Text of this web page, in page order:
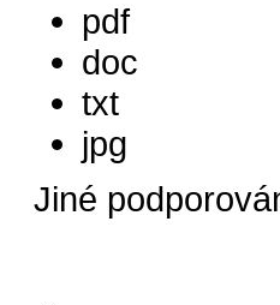
pdf
doc
txt
jpg
Jiné